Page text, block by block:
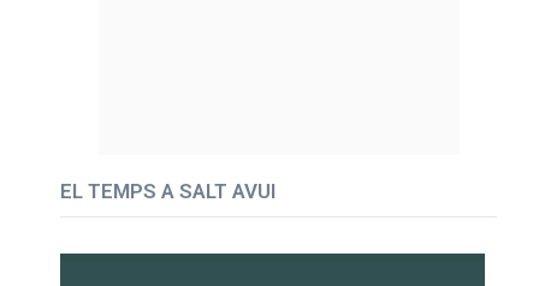
EL TEMPS A SALT AVUI